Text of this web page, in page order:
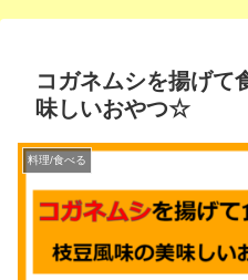
コガネムシを揚げて
味しいおやつ☆
料理/食べる